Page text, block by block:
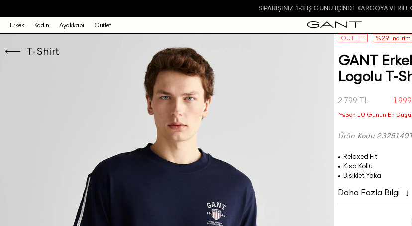
SIPARIŞINIZ 1-3 IŞ GÜNÜ IÇINDE KARGOYA
Erkek Kadın Ayakkabı Outlet
T-Shirt
OUTLET %29 İndirim
GANT
Logolu T-
2.799 TL
Son 10 Günün En
Ürün Kodu
Relaxed Fit
Kısa Kollu
Bisiklet Yaka
Daha Fazla Bilgi